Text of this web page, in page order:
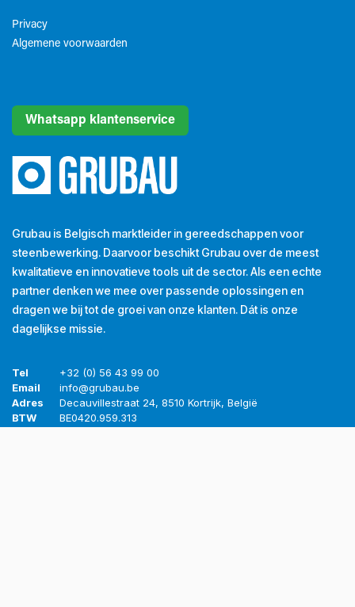
Privacy
Algemene voorwaarden​
Whatsapp klantenservice
Grubau is Belgisch marktleider in gereedschappen voor
steenbewerking. Daarvoor beschikt Grubau over de meest
kwalitatieve en innovatieve tools uit de sector. Als een echte
partner denken we mee over passende oplossingen en
dragen we bij tot de groei van onze klanten. Dát is onze
dagelijkse missie.
Tel
+32 (0) 56 43 99 00
Email
info@grubau.be
Adres
Decauvillestraat 24, 8510 Kortrijk, België
BTW
BE0420.959.313